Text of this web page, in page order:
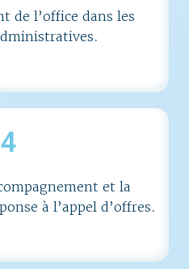
de l’office dans les
4
et la
à l’appel d’offres.